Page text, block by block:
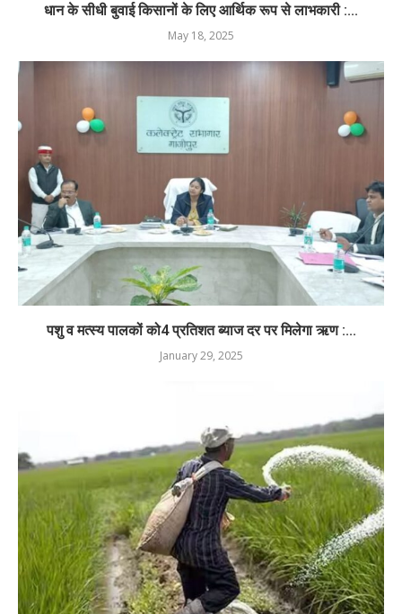
धान के सीधी बुवाई किसानों के लिए आर्थिक रूप से लाभकारी :...
May 18, 2025
पशु व मत्स्य पालकों को4 प्रतिशत ब्याज दर पर मिलेगा ऋण :...
January 29, 2025